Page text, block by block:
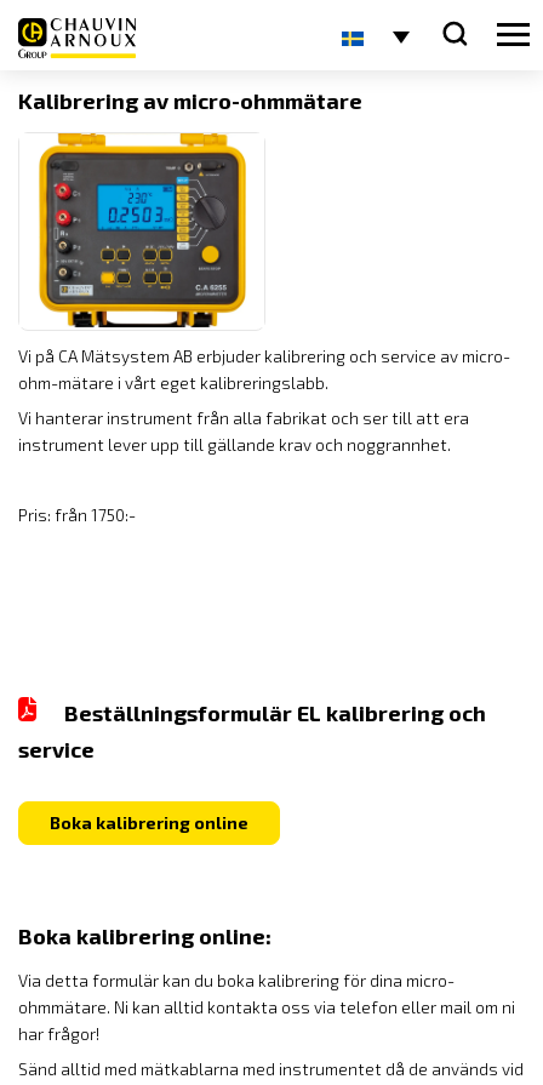
Kalibrering av micro-ohmmätare
Vi på CA Mätsystem AB erbjuder kalibrering och service av micro-
ohm-mätare i vårt eget kalibreringslabb.
Vi hanterar instrument från alla fabrikat och ser till att era
instrument lever upp till gällande krav och noggrannhet.
Pris: från 1750:-
Beställningsformulär EL kalibrering och
service
Boka kalibrering online
Boka kalibrering online:
Via detta formulär kan du boka kalibrering för dina micro-
ohmmätare. Ni kan alltid kontakta oss via telefon eller mail om ni
har frågor!
Sänd alltid med mätkablarna med instrumentet då de används vid